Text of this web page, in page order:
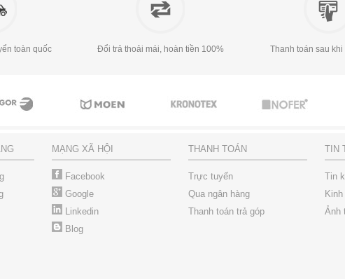
toàn quốc Đổi trả thoải mái, hoàn tiền 100% Thanh toán sau
MẠNG XÃ HỘI
Facebook
Google
Linkedin
Blog
THANH TOÁN
Trực tuyến
Qua ngân hàng
Thanh toán trả góp
TIN
Tin
Kinh
Ảnh